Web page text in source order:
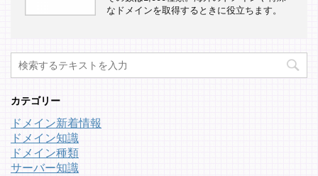
なドメインを取得するときに役立ちます。
カテゴリー
ドメイン新着情報
ドメイン知識
ドメイン種類
サーバー知識